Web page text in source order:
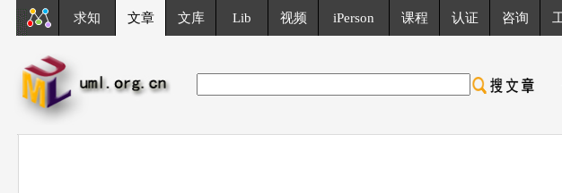
求知 文章 文库 Lib 视频 iPerson 课程 认证 咨询